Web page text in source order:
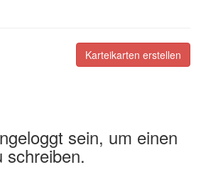
Karteikarten erstellen
sein, um einen
schreiben.